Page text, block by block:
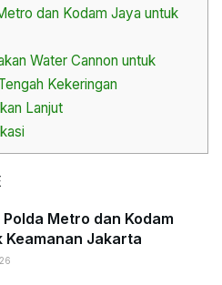
dan Kodam Jaya untuk
Water Cannon untuk
Kekeringan
Lanjut
Metro dan Kodam
Keamanan Jakarta